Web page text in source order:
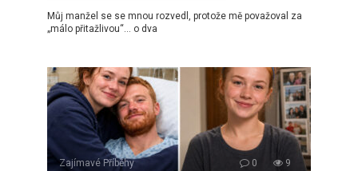
Můj manžel se se mnou rozvedl, protože mě považoval za
„málo přitažlivou“… o dva
Zajímavé Příběhy 0 9